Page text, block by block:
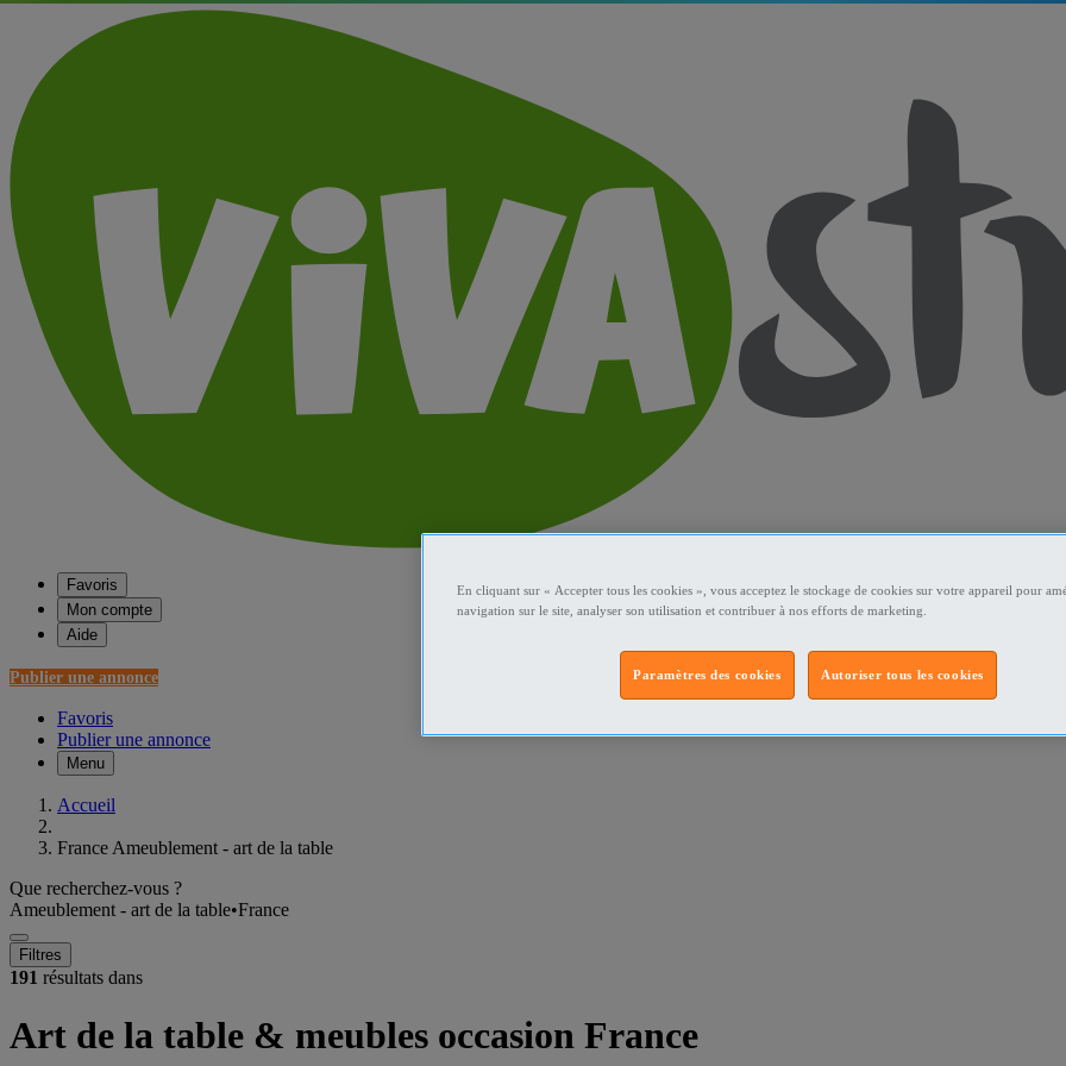
Favoris
Mon compte
Aide
Publier une annonce
Favoris
Publier une annonce
Menu
Accueil
France Ameublement - art de la table
Que recherchez-vous ?
Ameublement - art de la table•France
Filtres
191 résultats dans
Art de la table & meubles occasion France
En cliquant sur « Accepter tous les cookies », vous acceptez le stockage de cookies sur votre appareil pour
navigation sur le site, analyser son utilisation et contribuer à nos efforts de marketing.
Autoriser tous les cookies
Paramètres des cookies